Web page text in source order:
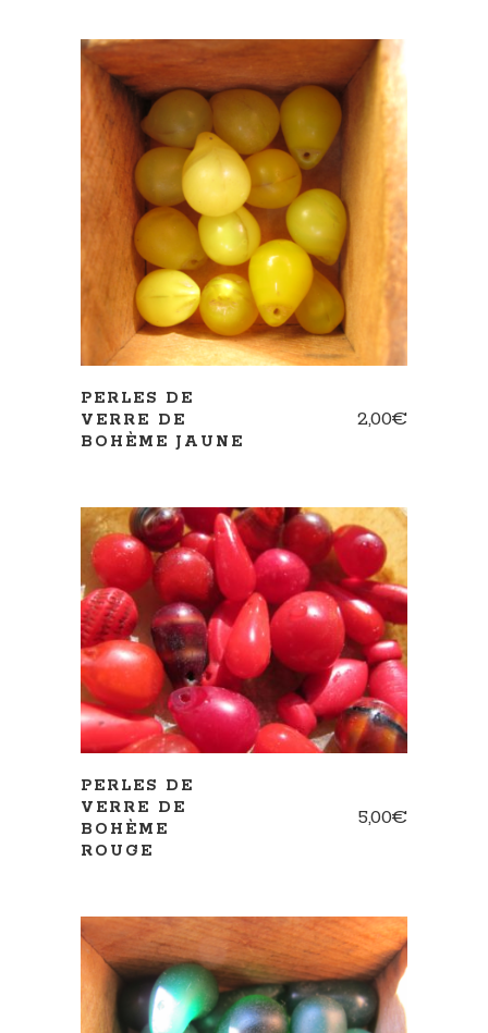
AJOUTER AU PANIER
PERLES DE
VERRE DE
BOHÈME JAUNE
2,00€
AJOUTER AU PANIER
PERLES DE
VERRE DE
BOHÈME
ROUGE
5,00€